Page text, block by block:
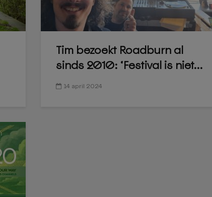
Tim bezoekt Roadburn al
sinds 2010: ‘Festival is niet...
14 april 2024